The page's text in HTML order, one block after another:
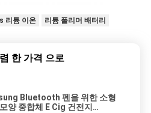
리튬 이온 리튬 폴리머 배터리
한 가격 으로
Bluetooth 펜을 위한 소형
양 중합체 E Cig 건전지